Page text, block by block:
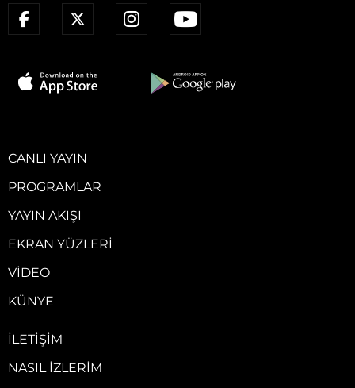
CANLI YAYIN
PROGRAMLAR
YAYIN AKIŞI
EKRAN YÜZLERI
VIDEO
KÜNYE
İLETIŞIM
NASIL İZLERIM